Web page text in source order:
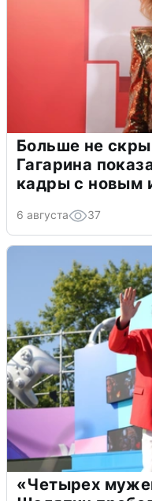
Больше не
Гагарина
кадры с новым
6 августа 37
«Четырех